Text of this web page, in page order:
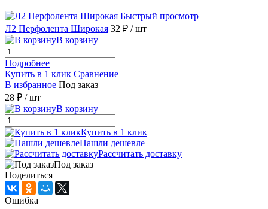
Быстрый просмотр
Л2 Перфолента Широкая 32 ₽ / шт
В корзину
Подробнее
Купить в 1 клик Сравнение
В избранное Под заказ
28 ₽ / шт
В корзину
Купить в 1 клик
Нашли дешевле
Рассчитать доставку
Под заказ
Поделиться
Ошибка